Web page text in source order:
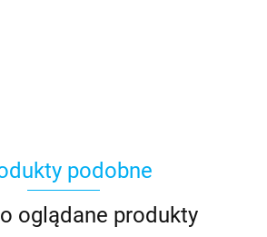
podobne
oglądane produkty